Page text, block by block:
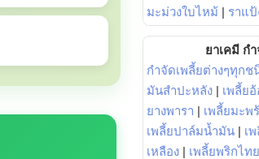
มะม่วงใบไหม้ | ราแ
ยาเคมี ก
กำจัดเพลี้ยต่างๆทุกช
มันสำปะหลัง | เพลี้ย
ยางพารา | เพลี้ยมะพ
เพลี้ยปาล์มน้ำมัน | เ
เหลือง | เพลี้ยพริกไทย